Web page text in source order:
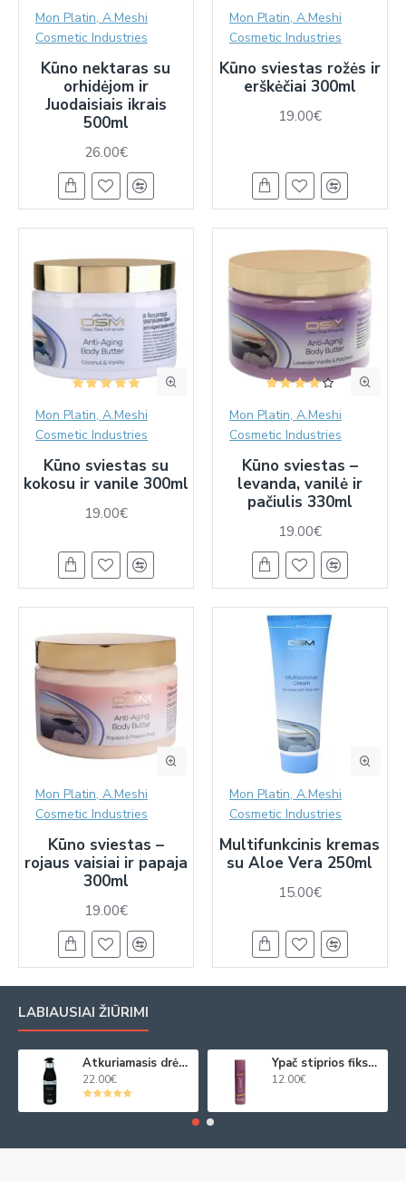
Mon Platin, A.Meshi
Cosmetic Industries
Kūno nektaras su
orhidėjom ir
Juodaisiais ikrais
500ml
26.00€
Mon Platin, A.Meshi
Cosmetic Industries
Kūno sviestas rožės ir
erškėčiai 300ml
19.00€
Mon Platin, A.Meshi
Cosmetic Industries
Kūno sviestas su
kokosu ir vanile 300ml
19.00€
Mon Platin, A.Meshi
Cosmetic Industries
Kūno sviestas –
levanda, vanilė ir
pačiulis 330ml
19.00€
Mon Platin, A.Meshi
Cosmetic Industries
Kūno sviestas –
rojaus vaisiai ir papaja
300ml
19.00€
Mon Platin, A.Meshi
Cosmetic Industries
Multifunkcinis kremas
su Aloe Vera 250ml
15.00€
LABIAUSIAI ŽIŪRIMI
Atkuriamasis drėkinamasis plaukų kremas su juod. ikrų ekstraktu 250ml
22.00€
Ypač stiprios fiksacijos plaukų purškiklis 250ml
12.00€